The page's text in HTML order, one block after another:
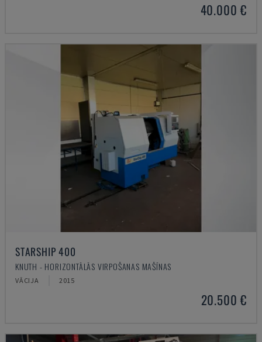
40.000 €
STARSHIP 400
KNUTH - HORIZONTĀLĀS VIRPOŠANAS MAŠĪNAS
VĀCIJA 2015
20.500 €